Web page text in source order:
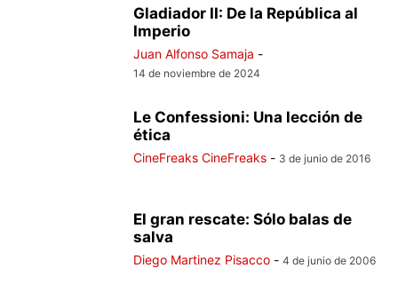
Gladiador II: De la República al
Imperio
Juan Alfonso Samaja -
14 de noviembre de 2024
Le Confessioni: Una lección de
ética
CineFreaks CineFreaks - 3 de junio de 2016
El gran rescate: Sólo balas de
salva
Diego Martinez Pisacco - 4 de junio de 2006